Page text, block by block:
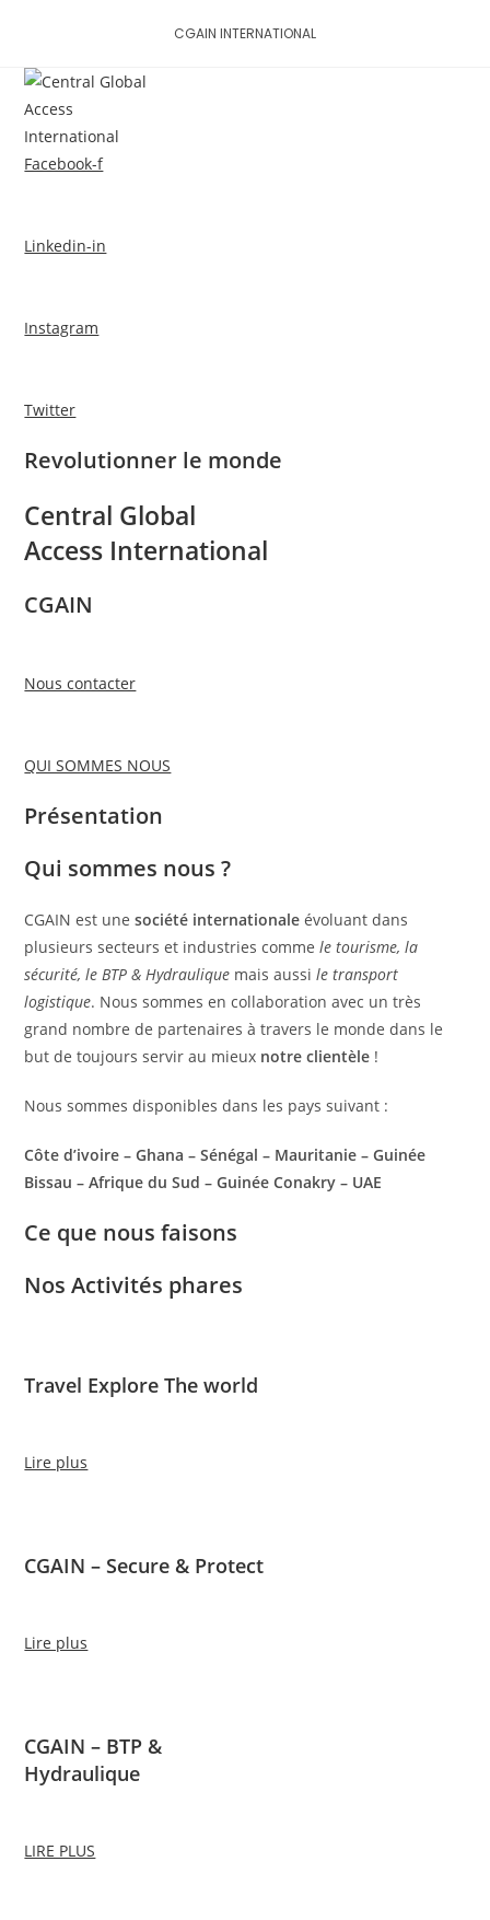
content
CGAIN INTERNATIONAL
Facebook-f
Linkedin-in
Instagram
Twitter
Revolutionner le monde
Central Global
Access International
CGAIN
Nous contacter
QUI SOMMES NOUS
Présentation
Qui sommes nous ?
CGAIN est unesociété internationale évoluant dans
plusieurs secteurs et industries commele tourisme, la
sécurité, le BTP & Hydraulique mais aussile transport
logistique. Nous sommes en collaboration avec un très
grand nombre de partenaires à travers le monde dans le
but de toujours servir au mieux notre clientèle !
Nous sommes disponibles dans les pays suivant :
Côte d’ivoire – Ghana – Sénégal – Mauritanie – Guinée
Bissau – Afrique du Sud – Guinée Conakry – UAE
Ce que nous faisons
Nos Activités phares
Travel Explore The world
Lire plus
CGAIN – Secure & Protect
Lire plus
CGAIN – BTP &
Hydraulique
LIRE PLUS